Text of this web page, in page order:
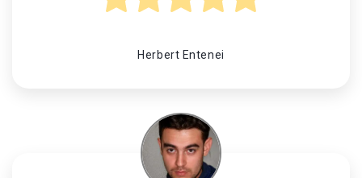
Herbert Entenei